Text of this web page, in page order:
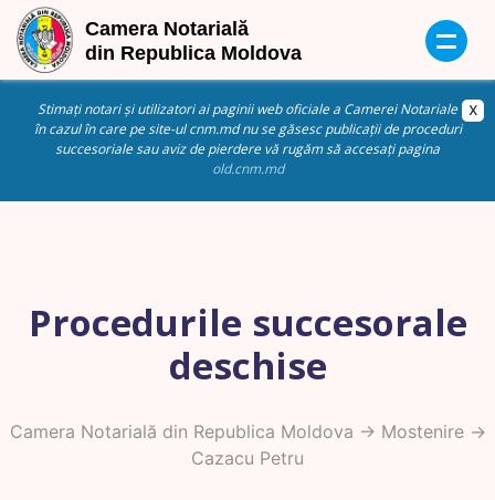
Stimați notari și utilizatori ai paginii web oficiale a Camerei Notariale
în cazul în care pe site-ul cnm.md nu se găsesc publicații de proceduri
succesoriale sau aviz de pierdere vă rugăm să accesați pagina
old.cnm.md
Procedurile succesorale
deschise
Camera Notarială din Republica Moldova -> Mostenire->
Cazacu Petru